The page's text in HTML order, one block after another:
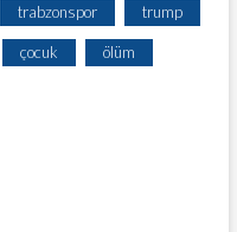
trabzonspor trump
çocuk ölüm